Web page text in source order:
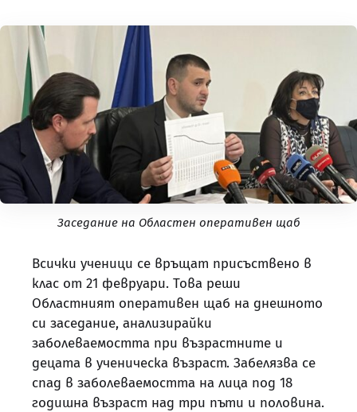
Заседание на Областен оперативен щаб
Всички ученици се връщат присъствено в
клас от 21 февруари. Това реши
Областният оперативен щаб на днешното
си заседание, анализирайки
заболеваемостта при възрастните и
децата в ученическа възраст. Забелязва се
спад в заболеваемостта на лица под 18
годишна възраст над три пъти и половина.